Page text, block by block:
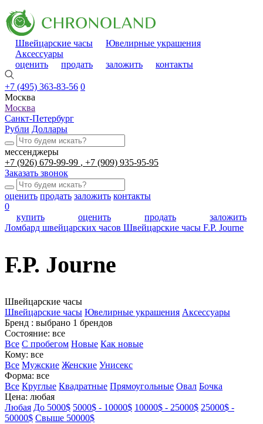
Швейцарские часы
Ювелирные украшения
Аксессуары
оценить
продать заложить контакты
+7 (495) 363-83-56 0
Москва
Москва
Санкт-Петербург
Рубли Доллары
мессенджеры
+7 (926) 679-99-99
+7 (909) 935-95-95
Заказать звонок
оценить продать заложить контакты
0
купить
оценить продать
заложить
Ломбард швейцарских часов Швейцарские часы F.P. Journe
F.P. Journe
Швейцарские часы
Швейцарские часы Ювелирные украшения Аксессуары
Бренд : выбрано 1 брендов
Состояние: все
Все С пробегом Новые Как новые
Кому: все
Все Мужские Женские Унисекс
Форма: все
Все Круглые Квадратные Прямоугольные Овал Бочка
Цена: любая
Любая До 5000$ 5000$ - 10000$ 10000$ - 25000$ 25000$ -
50000$ Свыше 50000$